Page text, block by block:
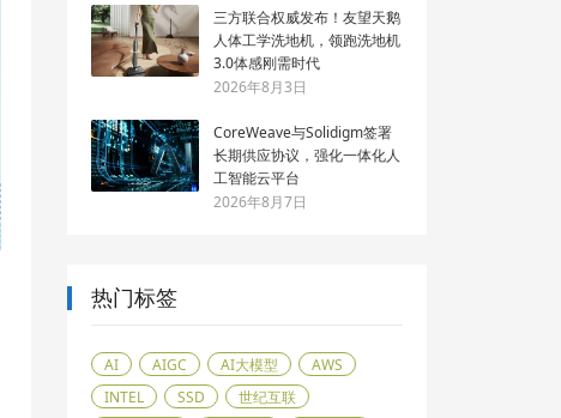
三方联合权威发布！友望天鹅
人体工学洗地机，领跑洗地机
3.0体感刚需时代
2026年8月3日
CoreWeave与Solidigm签署
长期供应协议，强化一体化人
工智能云平台
2026年8月7日
热门标签
AI AIGC AI大模型
AWS
INTEL
SSD
世纪互联